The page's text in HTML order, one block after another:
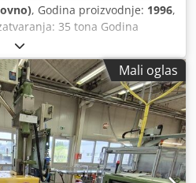
, Godina proizvodnje: 1996,
35 tona Godina
20 mm Crjdpfx Aijx Nwi
22x22
Mali oglas